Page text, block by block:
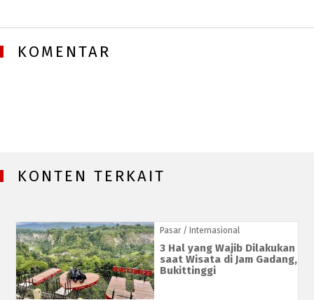
KOMENTAR
KONTEN TERKAIT
Pasar/ Internasional
3 Hal yang Wajib Dilakukan
saat Wisata di Jam Gadang,
Bukittinggi